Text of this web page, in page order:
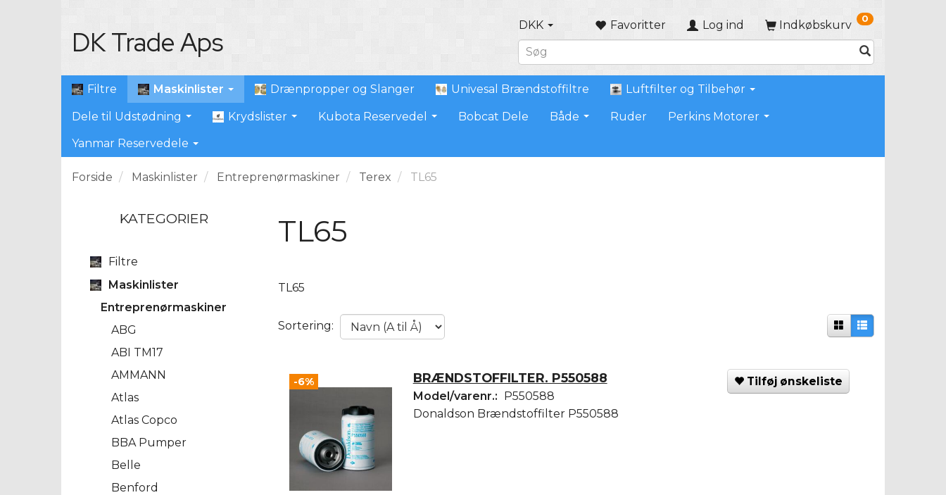
DK Trade Aps
Indkøbskurv 0
DKK Favoritter Log ind
Filtre Maskinlister Drænpropper og Slanger Univesal Brændstoffiltre Luftfilter og Tilbehør
Dele til Udstødning Krydslister Kubota Reservedel Bobcat Dele Både Ruder Perkins Motorer
Yanmar Reservedele
Forside Maskinlister Entreprenørmaskiner Terex TL65
KATEGORIER
Filtre
Maskinlister
Entreprenørmaskiner
ABG
ABI TM17
AMMANN
Atlas
Atlas Copco
BBA Pumper
Belle
Benford
TL65
TL65
Sortering:
-6% BRÆNDSTOFFILTER. P550588
Model/varenr.:
P550588
Donaldson Brændstoffilter P550588
Tilføj ønskeliste